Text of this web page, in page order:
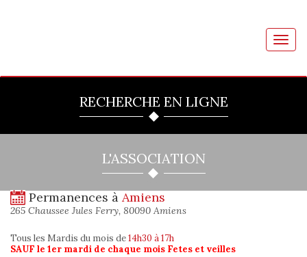
RECHERCHE EN LIGNE
L'ASSOCIATION
Permanences à Amiens
265 Chaussee Jules Ferry, 80090 Amiens
Tous les Mardis du mois de14h30 à 17h
SAUF le 1er mardi de chaque mois Fetes et veilles